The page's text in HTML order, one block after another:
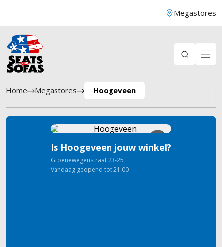
Megastores
Home Megastores Hoogeveen
8
Is Hoogeveen jouw winkel?
Groenewegenstraat23-25
Vandaag geopend tot 21:00